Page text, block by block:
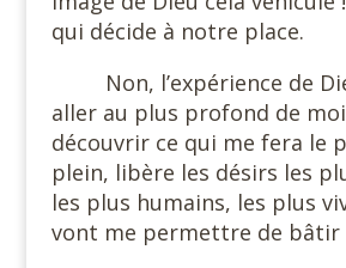
qui décide à notre place.
Non, l’expérience de
aller au plus profond de
découvrir ce qui me fera le
plein, libère les désirs les
les plus humains, les plus
vont me permettre de bâtir